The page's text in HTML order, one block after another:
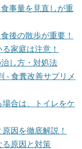
事量を見直しが重
後の散歩が重要！
家庭は注意！
し方・対処法
- 食糞改善サプリメ
合は、トイレをケ
因を徹底解説！
る原因と対策